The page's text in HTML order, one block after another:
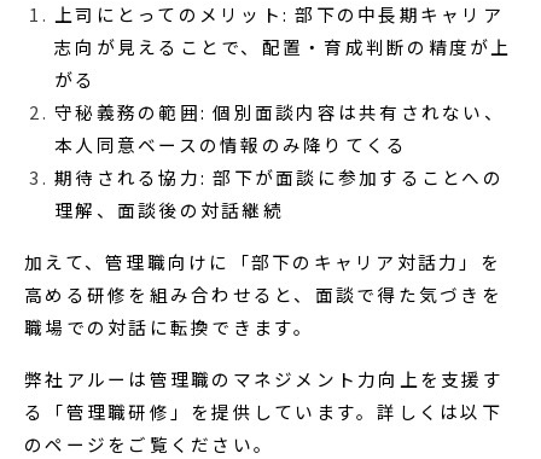
上司にとってのメリット: 部下の中長期キャリア
志向が見えることで、配置・育成判断の精度が上
がる
守秘義務の範囲: 個別面談内容は共有されない、
本人同意ベースの情報のみ降りてくる
期待される協力: 部下が面談に参加することへの
理解、面談後の対話継続
加えて、管理職向けに「部下のキャリア対話力」を
高める研修を組み合わせると、面談で得た気づきを
職場での対話に転換できます。
弊社アルーは管理職のマネジメント力向上を支援す
る「管理職研修」を提供しています。詳しくは以下
のページをご覧ください。